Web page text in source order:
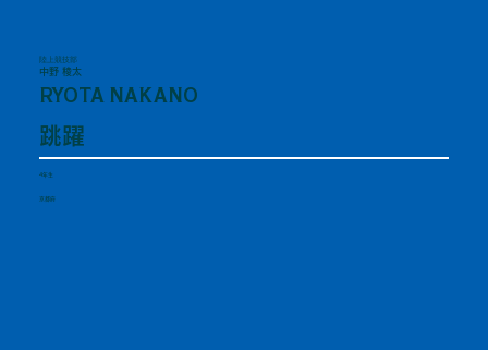
陸上競技部
中野 稜太
RYOTA NAKANO
跳躍
4年生
京都府